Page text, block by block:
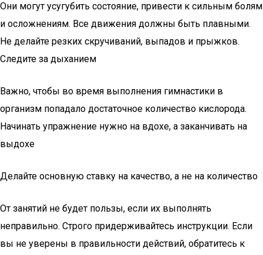
Они могут усугубить состояние, привести к сильным болям
и осложнениям. Все движения должны быть плавными.
Не делайте резких скручиваний, выпадов и прыжков.
Следите за дыханием
Важно, чтобы во время выполнения гимнастики в
организм попадало достаточное количество кислорода.
Начинать упражнение нужно на вдохе, а заканчивать на
выдохе
Делайте основную ставку на качество, а не на количество
От занятий не будет пользы, если их выполнять
неправильно. Строго придерживайтесь инструкции. Если
вы не уверены в правильности действий, обратитесь к